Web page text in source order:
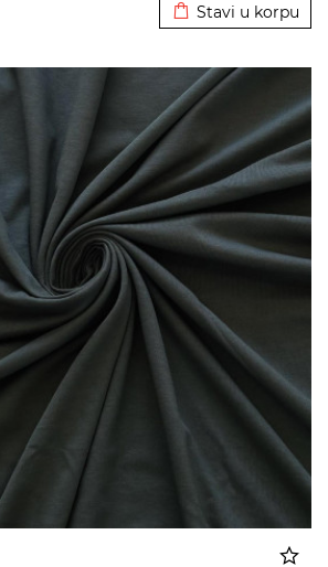
Stavi u korpu